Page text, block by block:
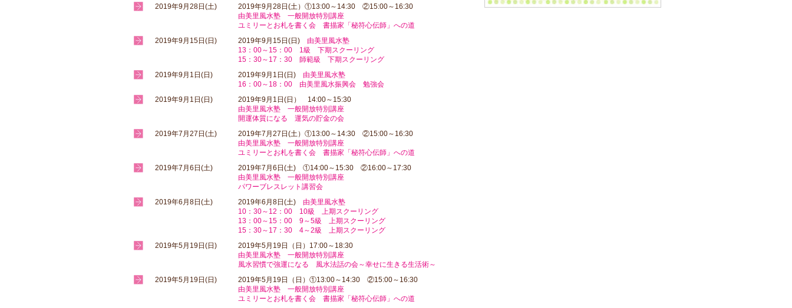
2019年9月28日(土)
2019年9月28日(土）①13:00～14:30 ②15:00～16:30
由美里風水塾 一般開放特別講座
ユミリーとお札を書く会 書描家「秘符心伝師」への道
2019年9月15日(日)
2019年9月15日(日) 由美里風水塾
13：00～15：00 1級 下期スクーリング
15：30～17：30 師範級 下期スクーリング
2019年9月1日(日)
2019年9月1日(日) 由美里風水塾
16：00～18：00 由美里風水振興会 勉強会
2019年9月1日(日)
2019年9月1日(日） 14:00～15:30
由美里風水塾 一般開放特別講座
開運体質になる 運気の貯金の会
2019年7月27日(土)
2019年7月27日(土）①13:00～14:30 ②15:00～16:30
由美里風水塾 一般開放特別講座
ユミリーとお札を書く会 書描家「秘符心伝師」への道
2019年7月6日(土)
2019年7月6日(土) ①14:00～15:30 ②16:00～17:30
由美里風水塾 一般開放特別講座
パワーブレスレット講習会
2019年6月8日(土)
2019年6月8日(土) 由美里風水塾
10：30～12：00 10級 上期スクーリング
13：00～15：00 9～5級 上期スクーリング
15：30～17：30 4～2級 上期スクーリング
2019年5月19日(日)
2019年5月19日（日）17:00～18:30
由美里風水塾 一般開放特別講座
風水習慣で強運になる 風水法話の会～幸せに生きる生活術～
2019年5月19日(日)
2019年5月19日（日）①13:00～14:30 ②15:00～16:30
由美里風水塾 一般開放特別講座
ユミリーとお札を書く会 書描家「秘符心伝師」への道